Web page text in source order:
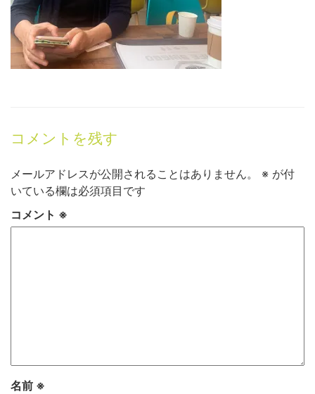
コメントを残す
メールアドレスが公開されることはありません。 ※ が付
いている欄は必須項目です
コメント ※
名前 ※